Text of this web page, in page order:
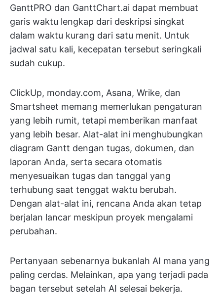
GanttPRO dan GanttChart.ai dapat membuat
garis waktu lengkap dari deskripsi singkat
dalam waktu kurang dari satu menit. Untuk
jadwal satu kali, kecepatan tersebut seringkali
sudah cukup.
ClickUp, monday.com, Asana, Wrike, dan
Smartsheet memang memerlukan pengaturan
yang lebih rumit, tetapi memberikan manfaat
yang lebih besar. Alat-alat ini menghubungkan
diagram Gantt dengan tugas, dokumen, dan
laporan Anda, serta secara otomatis
menyesuaikan tugas dan tanggal yang
terhubung saat tenggat waktu berubah.
Dengan alat-alat ini, rencana Anda akan tetap
berjalan lancar meskipun proyek mengalami
perubahan.
Pertanyaan sebenarnya bukanlah AI mana yang
paling cerdas. Melainkan, apa yang terjadi pada
bagan tersebut setelah AI selesai bekerja.